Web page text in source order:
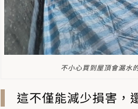
不小心買到屋頂會漏水
這不僅能減少損害，